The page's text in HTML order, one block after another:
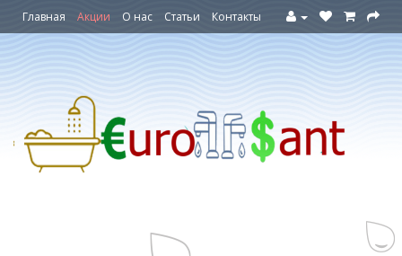
Главная Акции О нас Статьи Контакты